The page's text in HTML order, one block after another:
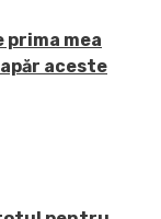
prima mea
aceste